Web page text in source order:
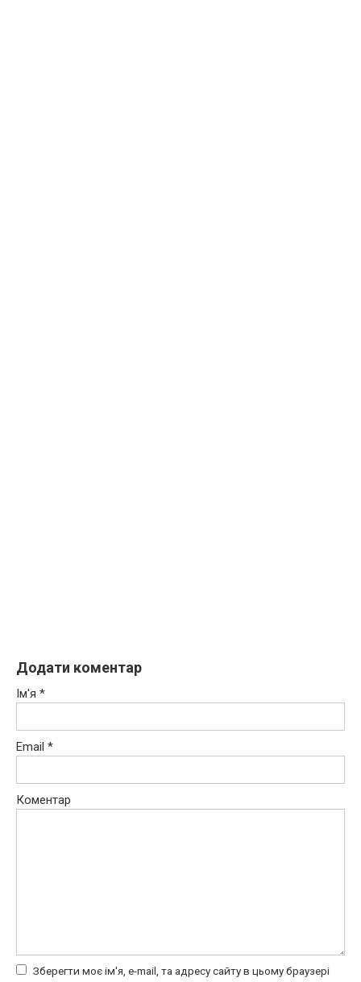
Додати коментар
Ім'я *
Email *
Коментар
Зберегти моє ім'я, e-mail, та адресу сайту в цьому браузері